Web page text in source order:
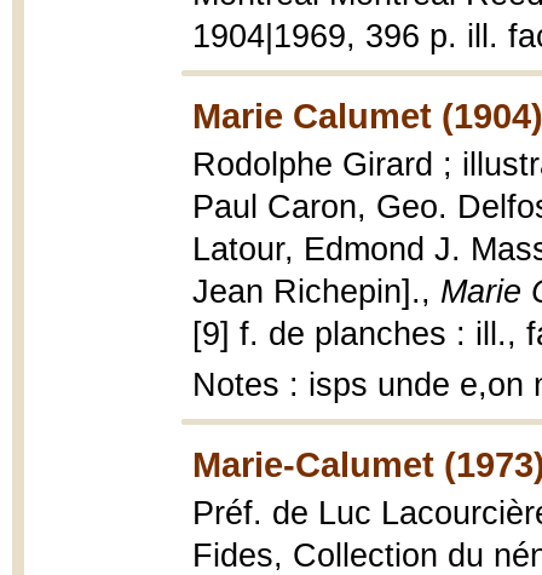
1904|1969, 396 p. ill.
Marie Calumet (1904)
Rodolphe Girard ;
Paul Caron, Geo.
Latour, Edmond J.
Jean Richepin]., Marie
[9] f. de planches : ill.,
Notes : isps unde e,on
Marie-Calumet
Préf. de Luc
Fides, Collection du